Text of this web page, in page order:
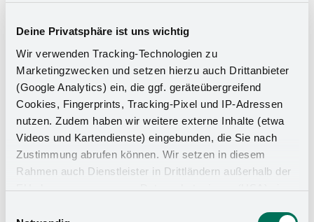
Deine Privatsphäre ist uns wichtig
Wir verwenden Tracking-Technologien zu
Marketingzwecken und setzen hierzu auch Drittanbieter
(Google Analytics) ein, die ggf. geräteübergreifend
Cookies, Fingerprints, Tracking-Pixel und IP-Adressen
nutzen. Zudem haben wir weitere externe Inhalte (etwa
Videos und Kartendienste) eingebunden, die Sie nach
Zustimmung abrufen können. Wir setzen in diesem
Rahmen auch Dienstleister in Drittländern außerhalb der
EU ohne angemessenes Datenschutzniveau (USA) ein,
Das Holzwerk rockenhausen pflegt seit jeher den
Spezialisiert auf hochwertige Echtholzfurniere und
Oberflächen, begleitet rockenhausen handwerkliche
Manufakturarbeit bis hin zur Serie individueller
Kundenwünsche mit Leidenschaft und jahrelangem Know-
How.
Unser Fokus liegt auf Eiche, Esche, Nussbaum und Ahorn.
durch ihre einzigartige Maserung und hervorragende